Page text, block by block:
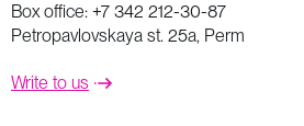
Box office: +7 342 212-30-87
Petropavlovskaya st. 25a, Perm
Write to us